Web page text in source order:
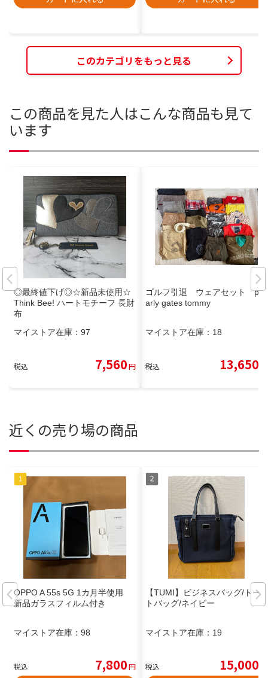
このカテゴリをもっと見る
この商品を見た人はこんな商品も見て
います
◎最終値下げ◎☆新品未使用☆
Think Bee! ハートモチーフ 長財
布
マイストア在庫： 97
税込 7,560円
ゴルフ引退 ウェアセット pe
arly gates tommy
マイストア在庫： 18
税込 13,650
近くの売り場の商品
OPPO A 55s 5G 1カ月半使用
新品ガラスフィルム付き
マイストア在庫： 98
税込 7,800円
【TUMI】ビジネスバッグ/トー
トバッグ/ネイビー
マイストア在庫： 19
税込 15,000